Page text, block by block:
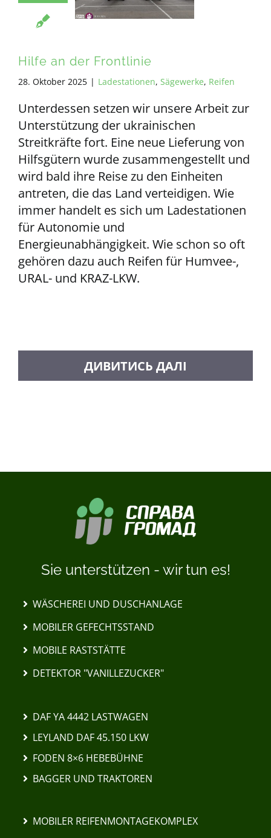
Hilfe an der Frontlinie
28. Oktober 2025 | Ladestationen, Sägewerke, Reifen
Unterdessen setzen wir unsere Arbeit zur
Unterstützung der ukrainischen
Streitkräfte fort. Eine neue Lieferung von
Hilfsgütern wurde zusammengestellt und
wird bald ihre Reise zu den Einheiten
antreten, die das Land verteidigen. Wie
immer handelt es sich um Ladestationen
für Autonomie und
Energieunabhängigkeit. Wie schon so oft
gehören dazu auch Reifen für Humvee-,
URAL- und KRAZ-LKW.
Sie unterstützen - wir tun es!
WÄSCHEREI UND DUSCHANLAGE
MOBILER GEFECHTSSTAND
MOBILE RASTSTÄTTE
DETEKTOR "VANILLEZUCKER"
DAF YA 4442 LASTWAGEN
LEYLAND DAF 45.150 LKW
FODEN 8×6 HEBEBÜHNE
BAGGER UND TRAKTOREN
MOBILER REIFENMONTAGEKOMPLEX